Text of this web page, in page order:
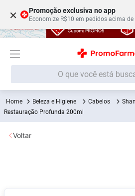
× Promoção exclusiva no app
Economize R$10 em pedidos acima de
O que você está buscando?
Beleza e Higiene Cabelos
Restauração Profunda 200ml
Voltar
Termos mais buscados
1º Fralda
2
5º Fralda G